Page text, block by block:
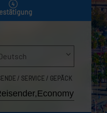
/ SERVICE / GEPÄCK